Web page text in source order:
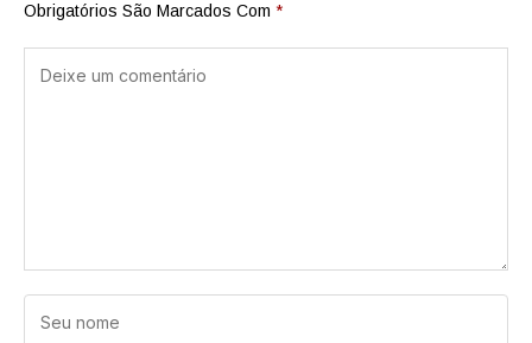
Obrigatórios São Marcados Com *